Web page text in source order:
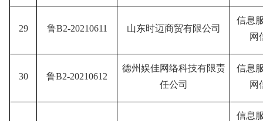
29 鲁B2-20210611 山东时迈商贸有限公司
信息
网
30 鲁B2-20210612
德州娱佳网络科技有限责
任公司
信息
网
信息